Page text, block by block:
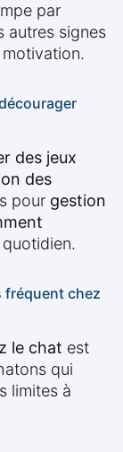
par
autres signes
des jeux
des
pour gestion
quotidien.
fréquent chez
le chat est
qui
limites à